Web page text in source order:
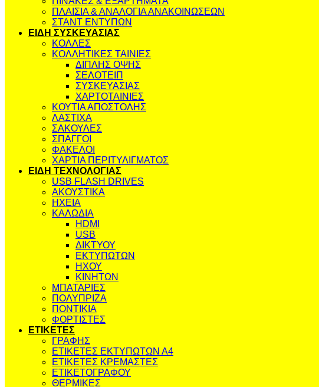
ΠΛΑΙΣΙΑ & ΑΝΑΛΟΓΙΑ ΑΝΑΚΟΙΝΩΣΕΩΝ
ΣΤΑΝΤ ΕΝΤΥΠΩΝ
ΕΙΔΗ ΣΥΣΚΕΥΑΣΙΑΣ
ΚΟΛΛΕΣ
ΚΟΛΛΗΤΙΚΕΣ ΤΑΙΝΙΕΣ
ΔΙΠΛΗΣ ΟΨΗΣ
ΣΕΛΟΤΕΙΠ
ΣΥΣΚΕΥΑΣΙΑΣ
ΧΑΡΤΟΤΑΙΝΙΕΣ
ΚΟΥΤΙΑ ΑΠΟΣΤΟΛΗΣ
ΛΑΣΤΙΧΑ
ΣΑΚΟΥΛΕΣ
ΣΠΑΓΓΟΙ
ΦΑΚΕΛΟΙ
ΧΑΡΤΙΑ ΠΕΡΙΤΥΛΙΓΜΑΤΟΣ
ΕΙΔΗ ΤΕΧΝΟΛΟΓΙΑΣ
USB FLASH DRIVES
ΑΚΟΥΣΤΙΚΑ
ΗΧΕΙΑ
ΚΑΛΩΔΙΑ
HDMI
USB
ΔΙΚΤΥΟΥ
ΕΚΤΥΠΩΤΩΝ
ΗΧΟΥ
ΚΙΝΗΤΩΝ
ΜΠΑΤΑΡΙΕΣ
ΠΟΛΥΠΡΙΖΑ
ΠΟΝΤΙΚΙΑ
ΦΟΡΤΙΣΤΕΣ
ΕΤΙΚΕΤΕΣ
ΓΡΑΦΗΣ
ΕΤΙΚΕΤΕΣ ΕΚΤΥΠΩΤΩΝ Α4
ΕΤΙΚΕΤΕΣ ΚΡΕΜΑΣΤΕΣ
ΕΤΙΚΕΤΟΓΡΑΦΟΥ
ΘΕΡΜΙΚΕΣ